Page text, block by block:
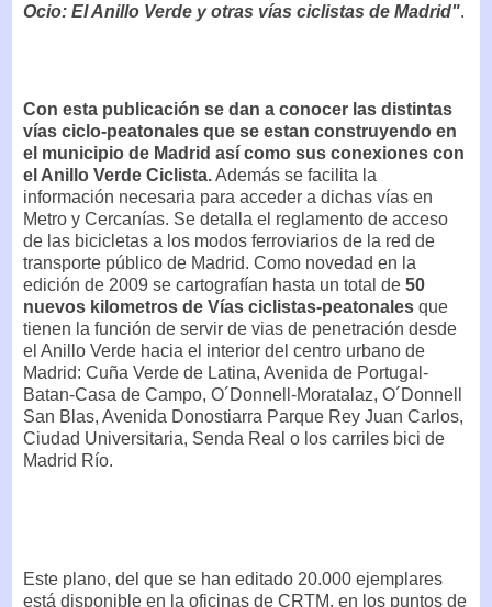
Ocio: El Anillo Verde y otras vías ciclistas de Madrid".
Con esta publicación se dan a conocer las distintas
vías ciclo-peatonales que se estan construyendo en
el municipio de Madrid así como sus conexiones con
el Anillo Verde Ciclista.Además se facilita la
información necesaria para acceder a dichas vías en
Metro y Cercanías. Se detalla el reglamento de acceso
de las bicicletas a los modos ferroviarios de la red de
transporte público de Madrid. Como novedad en la
edición de 2009 se cartografían hasta un total de 50
nuevos kilometros de Vías ciclistas-peatonales que
tienen la función de servir de vias de penetración desde
el Anillo Verde hacia el interior del centro urbano de
Madrid: Cuña Verde de Latina, Avenida de Portugal-
Batan-Casa de Campo, O´Donnell-Moratalaz, O´Donnell
San Blas, Avenida Donostiarra Parque Rey Juan Carlos,
Ciudad Universitaria, Senda Real o los carriles bici de
Madrid Río.
Este plano, del que se han editado 20.000 ejemplares
está disponible en la oficinas de CRTM, en los puntos de